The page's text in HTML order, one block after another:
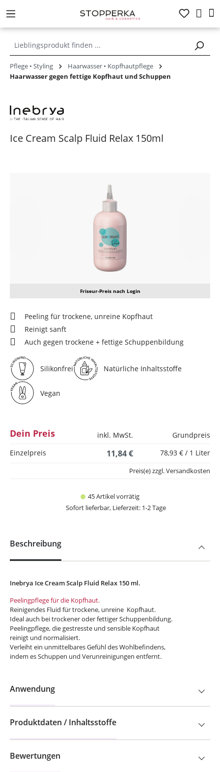
springen
Pflege • Styling
Haarwasser • Kopfhautpflege
Haarwasser gegen fettige Kopfhaut und Schuppen
Ice Cream Scalp Fluid Relax 150ml
Friseur-Preis nach Login
Peeling für trockene, unreine Kopfhaut
Reinigt sanft
Auch gegen trockene + fettige Schuppenbildung
Silikonfrei Natürliche Inhaltsstoffe
Vegan
Dein Preis inkl. MwSt.
Grundpreis
Einzelpreis
11,84 € 78,93 € / 1 Liter
45 Artikel vorrätig
Sofort lieferbar, Lieferzeit: 1-2 Tage
Preis(e) zzgl. Versandkosten
Beschreibung
Inebrya Ice Cream Scalp Fluid Relax 150 ml.
Peelingpflege für die Kopfhaut.
Reinigendes Fluid für trockene, unreine Kopfhaut.
Ideal auch bei trockener oder fettigerSchuppenbildung.
Peelingpflege, die gestresste und sensible Kopfhaut
reinigt und normalisiert.
Verleiht ein unmittelbares Gefühl des Wohlbefindens,
indem es Schuppen und Verunreinigungen entfernt.
Anwendung
Produktdaten / Inhaltsstoffe
Bewertungen